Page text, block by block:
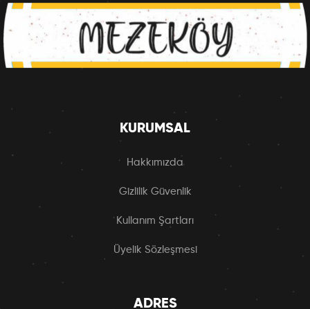
KURUMSAL
Hakkımızda
Gizlilik Güvenlik
Kullanım Şartları
Üyelik Sözleşmesi
ADRES